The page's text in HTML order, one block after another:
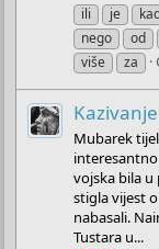
ili
je
nego
od
više
za
Mubarek
vojska bila
stigla vijest
nabasali.
Tustara u...